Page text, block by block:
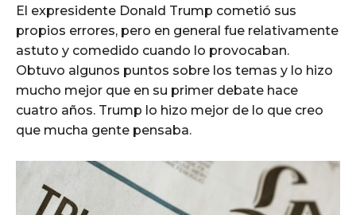
El expresidente Donald Trump cometió sus
propios errores, pero en general fue relativamente
astuto y comedido cuando lo provocaban.
Obtuvo algunos puntos sobre los temas y lo hizo
mucho mejor que en su primer debate hace
cuatro años. Trump lo hizo mejor de lo que creo
que mucha gente pensaba.